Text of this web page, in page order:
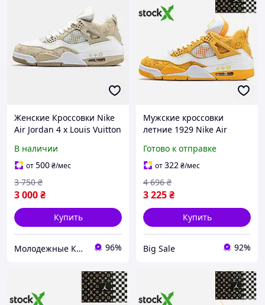
Женские Кроссовки Nike
Air Jordan 4 x Louis Vuitton
В наличии
от500₴/мес
3 000₴
3 750 ₴
Купить
Молодежные Кроссовки та Аксесуары 96%
Мужские кроссовки
летние 1929 Nike Air
лето
Готово к отправке
от322₴/мес
3 225₴
4 696 ₴
Купить
Big Sale 92%